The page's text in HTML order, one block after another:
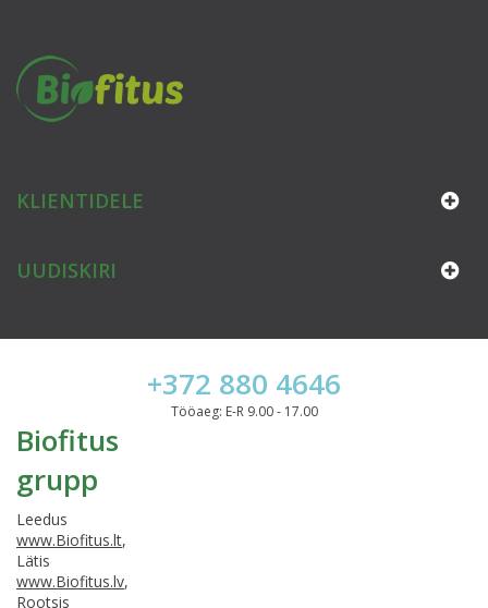
KLIENTIDELE
UUDISKIRI
+372 880 4646
Tööaeg: E-R 9.00 - 17.00
Biofitus
grupp
Leedus
www.Biofitus.lt,
Lätis
www.Biofitus.lv,
Rootsis